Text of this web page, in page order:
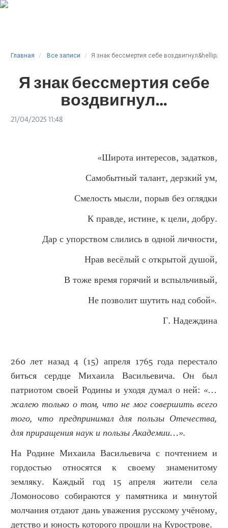
Главная Все записи Я знак бессмертия себе воздвигнул&hellip;
Я знак бессмертия себе
воздвигнул…
21/04/2025 11:48
«Широта интересов, задатков,
Самобытный талант, дерзкий ум,
Смелость мысли, порыв без оглядки
К правде, истине, к цели, добру.
Дар с упорством слились в одной личности,
Нрав весёлый с открытой душой,
В тоже время горячий и вспыльчивый,
Не позволит шутить над собой».
Г. Надеждина
260 лет назад 4 (15) апреля 1765 года перестало
биться сердце Михаила Васильевича. Он был
патриотом своей Родины и уходя думал о ней: «…
жалею только о том, что не мог совершить всего
того, что предпринимал для пользы Отечества,
для приращения наук и пользы Академии…».
На Родине Михаила Васильевича с почтением и
гордостью относятся к своему знаменитому
земляку. Каждый год 15 апреля жители села
Ломоносово собираются у памятника и минутой
молчания отдают дань уважения русскому учёному,
детство и юность которого прошли на Курострове.